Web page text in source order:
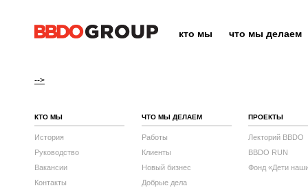
кто мы что мы делаем
-->
КТО МЫ
История
Руководство
Вакансии
Контакты
ЧТО МЫ ДЕЛАЕМ
Работы
Клиенты
Новый бизнес
Добрые дела
ПРОЕКТЫ
Лекторий BBDO
BBDO RUN
Фонд «Дети